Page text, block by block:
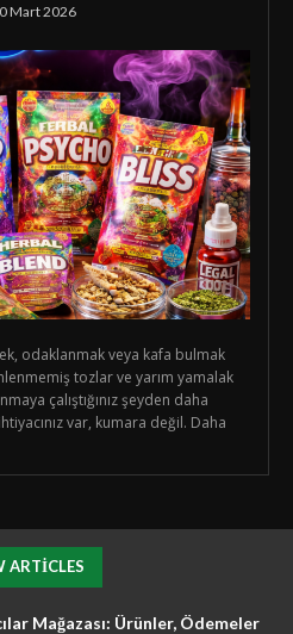
Mart 2026
odaklanmak veya kafa bulmak
tozlar ve yarım yamalak
çalıştığınız şeyden daha
var, kumara değil. Daha
ARTICLES
Mağazası: Ürünler, Ödemeler
Ürünler, Nakliye ve